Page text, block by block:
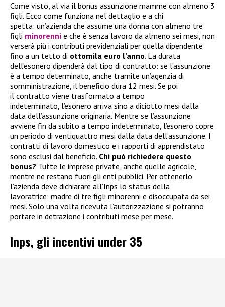
Come visto, al via il bonus assunzione mamme con almeno 3
figli. Ecco come funziona nel dettaglio e a chi
spetta: un’azienda che assume una donna con almeno tre
figli minorenni e che è senza lavoro da almeno sei mesi, non
verserà più i contributi previdenziali per quella dipendente
fino a un tetto di ottomila euro l’anno. La durata
dell’esonero dipenderà dal tipo di contratto: se l’assunzione
è a tempo determinato, anche tramite un’agenzia di
somministrazione, il beneficio dura 12 mesi. Se poi
il contratto viene trasformato a tempo
indeterminato, l’esonero arriva sino a diciotto mesi dalla
data dell’assunzione originaria. Mentre se l’assunzione
avviene fin da subito a tempo indeterminato, l’esonero copre
un periodo di ventiquattro mesi dalla data dell’assunzione. I
contratti di lavoro domestico e i rapporti di apprendistato
sono esclusi dal beneficio. Chi può richiedere questo
bonus? Tutte le imprese private, anche quelle agricole,
mentre ne restano fuori gli enti pubblici. Per ottenerlo
l’azienda deve dichiarare all’Inps lo status della
lavoratrice: madre di tre figli minorenni e disoccupata da sei
mesi. Solo una volta ricevuta l’autorizzazione si potranno
portare in detrazione i contributi mese per mese.
Inps, gli incentivi under 35